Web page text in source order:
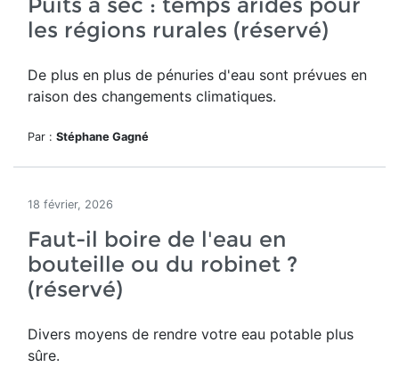
les régions rurales (réservé)
De plus en plus de pénuries d'eau sont prévues en
raison des changements climatiques.
Par : Stéphane Gagné
18 février, 2026
Faut-il boire de l'eau en
bouteille ou du robinet ?
(réservé)
Divers moyens de rendre votre eau potable plus
sûre.